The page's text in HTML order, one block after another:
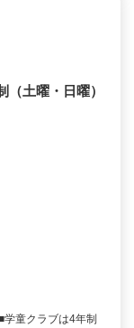
土曜・日曜）
学童クラブは4年制